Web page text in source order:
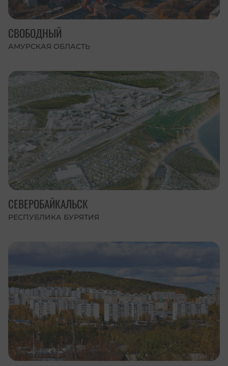
СВОБОДНЫЙ
АМУРСКАЯ ОБЛАСТЬ
СЕВЕРОБАЙКАЛЬСК
РЕСПУБЛИКА БУРЯТИЯ